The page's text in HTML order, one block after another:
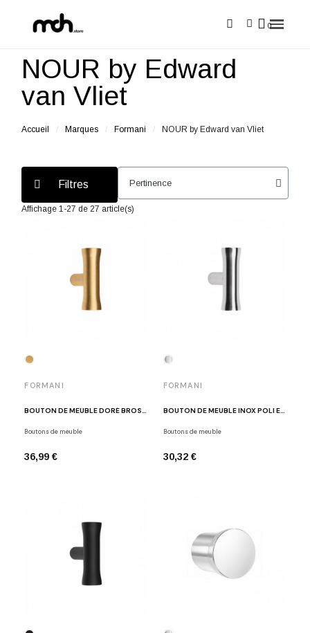
NOUR by Edward
van Vliet
Accueil Marques Formani NOUR by Edward van Vliet
Filtres
Affichage 1-27 de 27 article(s)
FORMANI
BOUTON DE MEUBLE DORÉ BROSSÉ EDWARD VAN VLIET EV9M IM
Boutons de meuble
36,99 €
FORMANI
BOUTON DE MEUBLE INOX POLI EDWARD VAN VLIET EV9M IP
Boutons de meuble
30,32 €